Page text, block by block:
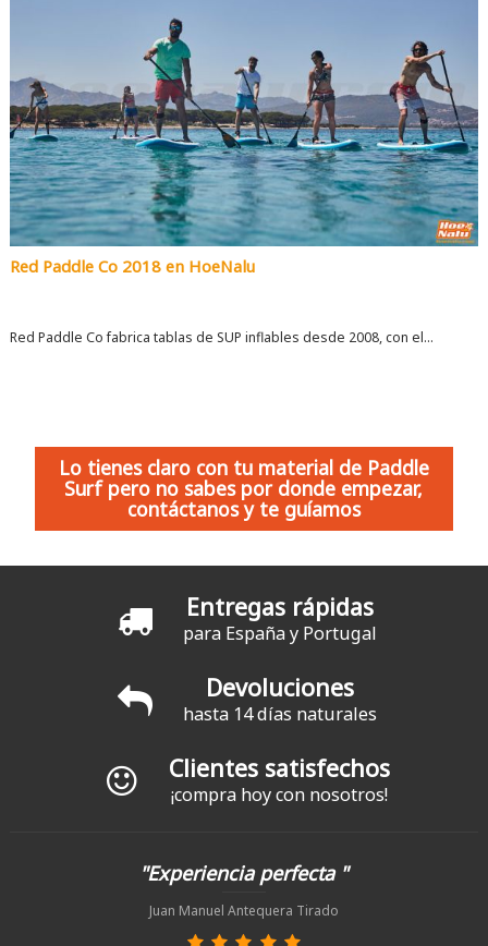
Red Paddle Co 2018 en HoeNalu
Red Paddle Co fabrica tablas de SUP inflables desde 2008, con el...
Lo tienes claro con tu material de Paddle
Surf pero no sabes por donde empezar,
contáctanos y te guíamos
Entregas rápidas
para España y Portugal
Devoluciones
hasta 14 días naturales
Clientes satisfechos
¡compra hoy con nosotros!
"Experiencia perfecta "
Juan Manuel Antequera Tirado